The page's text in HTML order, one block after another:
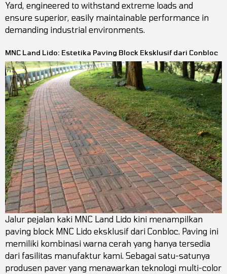
Yard, engineered to withstand extreme loads and
ensure superior, easily maintainable performance in
demanding industrial environments.
MNC Land Lido: Estetika Paving Block Eksklusif dari Conbloc
Jalur pejalan kaki MNC Land Lido kini menampilkan
paving block MNC Lido eksklusif dari Conbloc. Paving ini
memiliki kombinasi warna cerah yang hanya tersedia
dari fasilitas manufaktur kami. Sebagai satu-satunya
produsen paver yang menawarkan teknologi multi-color